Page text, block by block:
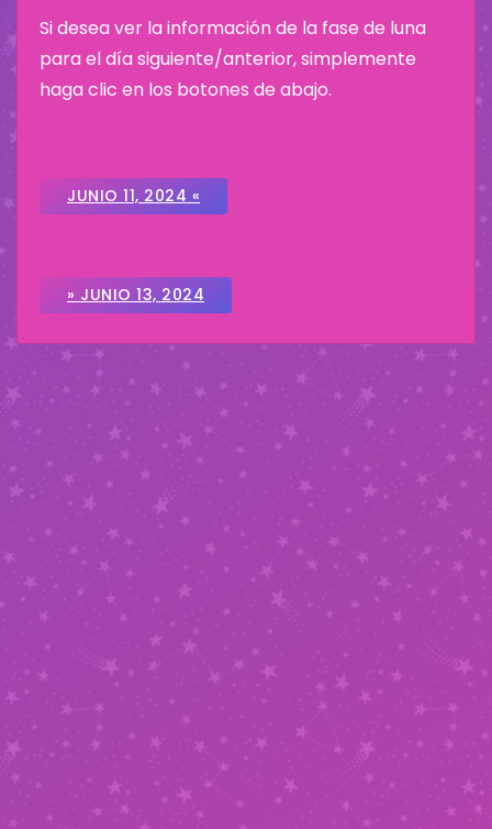
Si desea ver la información de la fase de luna
para el día siguiente/anterior, simplemente
haga clic en los botones de abajo.
JUNIO 11, 2024 «
» JUNIO 13, 2024